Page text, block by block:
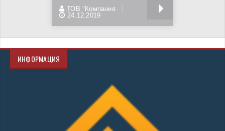
SAN MARCO
ТОВ "Компания
24.12.2019
ИНФОРМАЦИЯ